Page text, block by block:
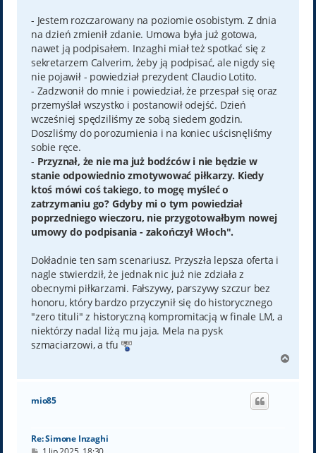
- Jestem rozczarowany na poziomie osobistym. Z dnia
na dzień zmienił zdanie. Umowa była już gotowa,
nawet ją podpisałem. Inzaghi miał też spotkać się z
sekretarzem Calverim, żeby ją podpisać, ale nigdy się
nie pojawił - powiedział prezydent Claudio Lotito.
- Zadzwonił do mnie i powiedział, że przespał się oraz
przemyślał wszystko i postanowił odejść. Dzień
wcześniej spędziliśmy ze sobą siedem godzin.
Doszliśmy do porozumienia i na koniec uścisnęliśmy
sobie ręce.
- Przyznał, że nie ma już bodźców i nie będzie w
stanie odpowiednio zmotywować piłkarzy. Kiedy
ktoś mówi coś takiego, to mogę myśleć o
zatrzymaniu go? Gdyby mi o tym powiedział
poprzedniego wieczoru, nie przygotowałbym nowej
umowy do podpisania - zakończył Włoch".
Dokładnie ten sam scenariusz. Przyszła lepsza oferta i
nagle stwierdził, że jednak nic już nie zdziała z
obecnymi piłkarzami. Fałszywy, parszywy szczur bez
honoru, który bardzo przyczynił się do historycznego
"zero tituli" z historyczną kompromitacją w finale LM, a
niektórzy nadal liżą mu jaja. Mela na pysk
szmaciarzowi, a tfu
g
mio85
Re: Simone Inzaghi
P